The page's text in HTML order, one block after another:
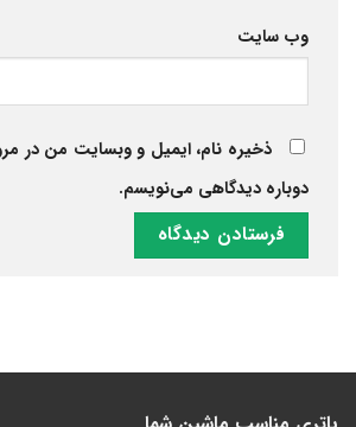
وب‌ سایت
ذخیره نام، ایمیل و وبسایت من در
دوباره دیدگاهی می‌نویسم.